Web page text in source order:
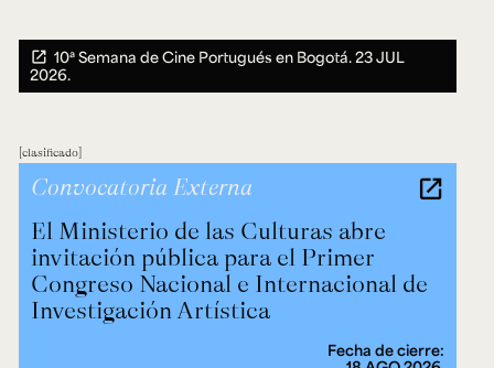
10ª Semana de Cine Portugués en Bogotá.23 JUL
2026.
clasificado
El Ministerio de las Culturas abre
invitación pública para el Primer
Congreso Nacional e Internacional de
Investigación Artística
Convocatoria Externa
Fecha de cierre: